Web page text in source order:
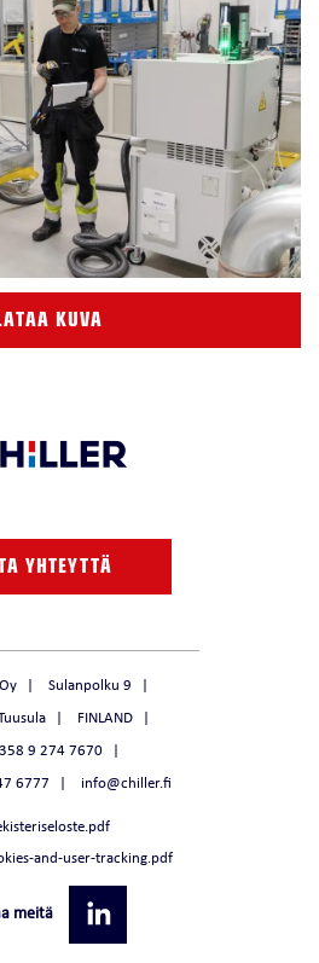
KUVA
YHTEYTTÄ
Sulanpolku 9
FINLAND
9 274 7670
6777
info@chiller.fi
and-user-tracking.pdf
meitä